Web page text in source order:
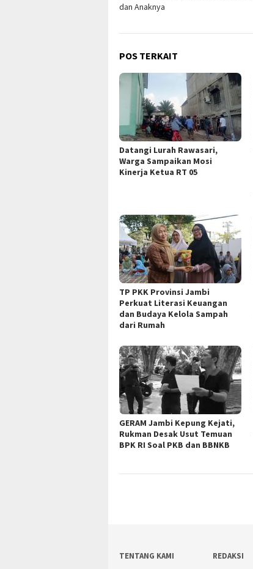
dan Anaknya
POS TERKAIT
Datangi Lurah Rawasari,
Warga Sampaikan Mosi
Kinerja Ketua RT 05
TP PKK Provinsi Jambi
Perkuat Literasi Keuangan
dan Budaya Kelola Sampah
dari Rumah
GERAM Jambi Kepung Kejati,
Rukman Desak Usut Temuan
BPK RI Soal PKB dan BBNKB
TENTANG KAMI REDAKSI